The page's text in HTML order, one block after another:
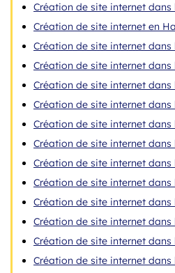
Création de site internet dans
Création de site internet en
Création de site internet dans
Création de site internet dans
Création de site internet dans
Création de site internet dans
Création de site internet dans
Création de site internet dans
Création de site internet dans
Création de site internet dans
Création de site internet dans
Création de site internet
Création de site internet dans
Création de site internet